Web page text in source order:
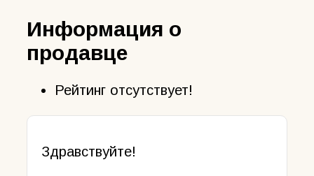
Информация о
продавце
Рейтинг отсутствует!
Здравствуйте!